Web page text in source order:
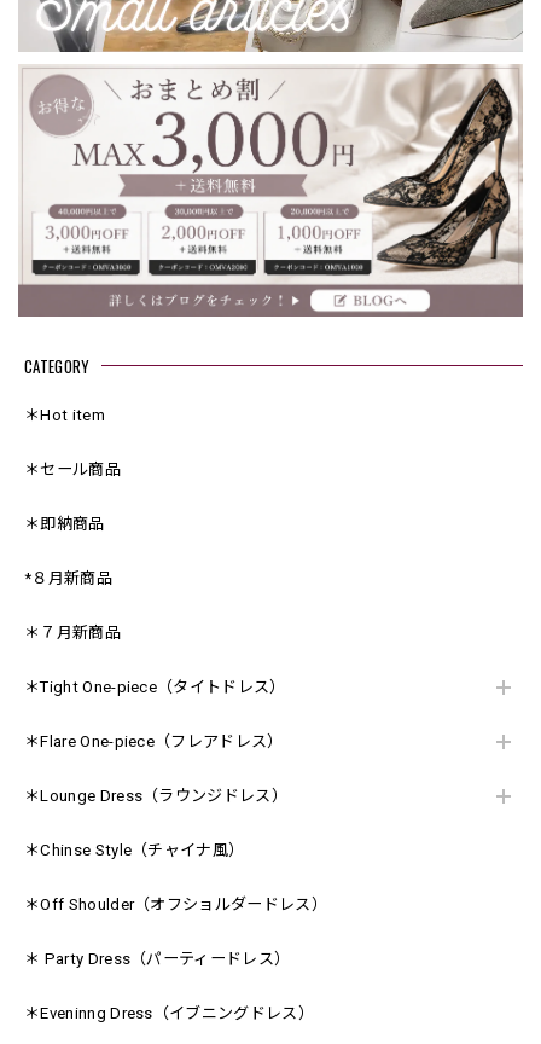
CATEGORY
＊Hot item
＊セール商品
＊即納商品
*８月新商品
＊７月新商品
＊Tight One-piece（タイトドレス）
＊Flare One-piece（フレアドレス）
＊Lounge Dress（ラウンジドレス）
＊Chinse Style（チャイナ風）
＊Off Shoulder（オフショルダードレス）
＊ Party Dress（パーティードレス）
＊Eveninng Dress（イブニングドレス）